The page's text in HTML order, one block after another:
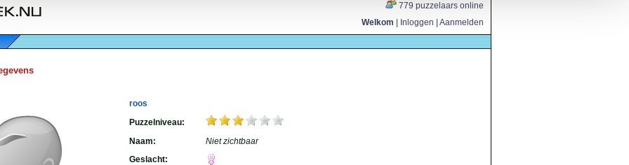
779 puzzelaars online
Welkom
Inloggen Aanmelden
roos
Puzzelniveau:
Naam:
Niet zichtbaar
Geslacht: